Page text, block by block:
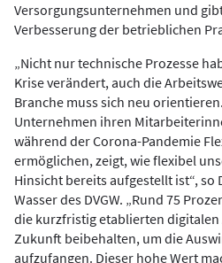
Versorgungsunternehmen und
Verbesserung der betrieblichen
„Nicht nur technische Prozesse
Krise verändert, auch die
Branche muss sich neu
Unternehmen ihren
während der Corona-Pandemie
ermöglichen, zeigt, wie flexibel
Hinsicht bereits aufgestellt ist“, so
Wasser des DVGW. „Rund 75
die kurzfristig etablierten digitalen
Zukunft beibehalten, um die
aufzufangen. Dieser hohe Wert